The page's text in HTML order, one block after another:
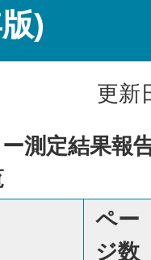
)
更新
測定結果報
ペー
ジ数